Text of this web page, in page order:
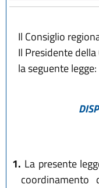
Il Consiglio
Il Presidente
la seguente legge:
1. La presente
coordinamento